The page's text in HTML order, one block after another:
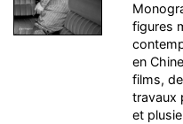
figures
en
films,
travaux
et